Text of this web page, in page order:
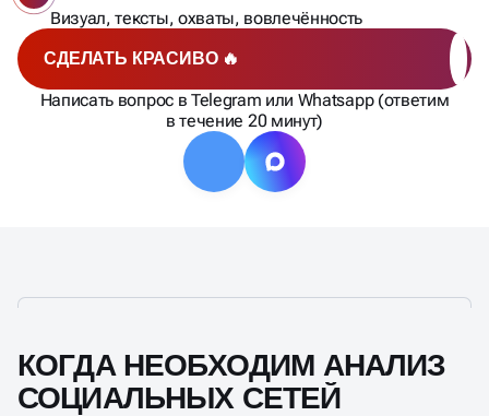
СДЕЛАТЬ КРАСИВО 🔥
Написать вопрос в Telegram или Whatsapp (ответим
в течение 20 минут)
Визуал, тексты, охваты, вовлечённость
КОГДА НЕОБХОДИМ АНАЛИЗ
СОЦИАЛЬНЫХ СЕТЕЙ